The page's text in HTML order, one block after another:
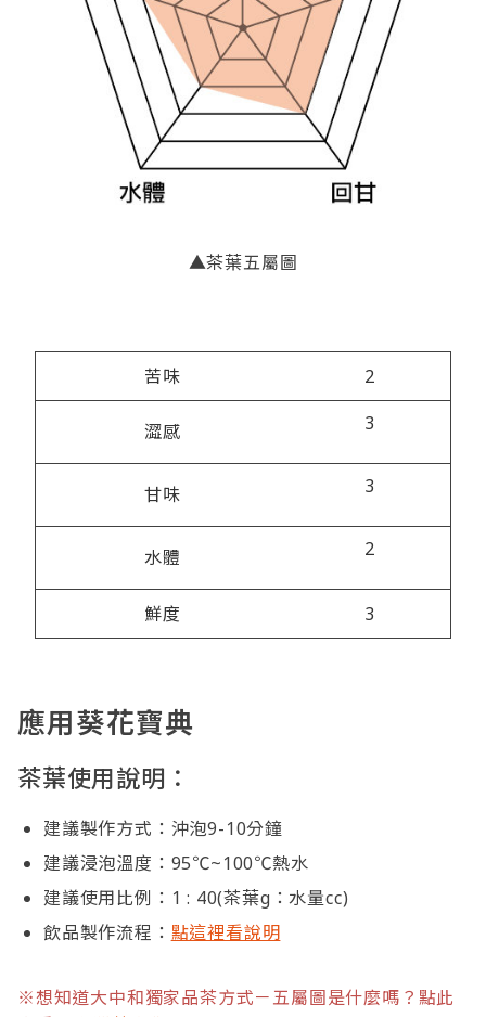
▲茶葉五屬圖
苦味 2
澀感 3
甘味 3
水體 2
鮮度 3
應用葵花寶典
茶葉使用說明 ：
建議製作方式：沖泡9-10分鐘
建議浸泡溫度：95℃~100℃熱水
建議使用比例：1 : 40(茶葉g：水量cc)
飲品製作流程： 點這裡看說明
※想知道大中和獨家品茶方式－五屬圖是什麼嗎？點此